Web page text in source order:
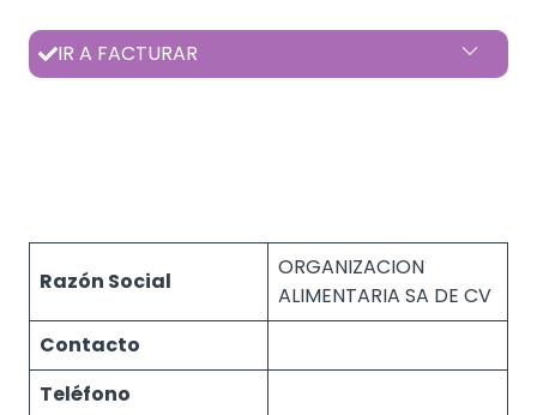
IR A FACTURAR
Razón Social
ORGANIZACION
ALIMENTARIA SA DE CV
Contacto
Teléfono